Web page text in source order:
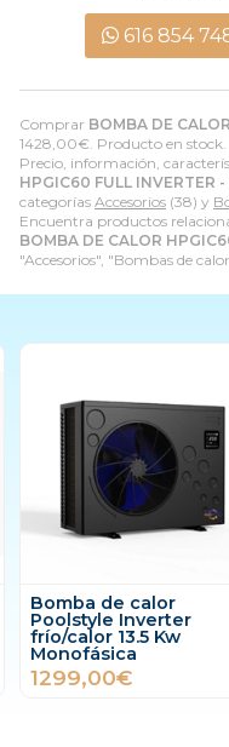
Comprar BOMBA DE
1428,00€ . Producto en stock.
Precio, información,
HPGIC60 FULL INVERTER -
categorías Accesorios (38) y
Encuentra productos
BOMBA DE CALOR
"Accesorios", "Bombas de
616 854
Bomba de calor
Poolstyle Inverter
frío/calor 13.5 Kw
Monofásica
1299,00€